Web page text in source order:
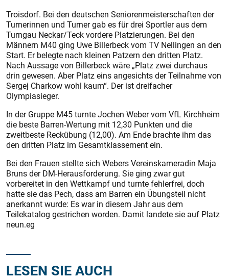
Troisdorf. Bei den deutschen Senio­renmeisterschaften der
Turnerin­nen und Turner gab es für drei Sportler aus dem
Turngau Neckar/Teck vordere Platzierungen. Bei den
Männern M40 ging Uwe Billerbeck vom TV Nellingen an den
Start. Er belegte nach kleinen Patzern den dritten Platz.
Nach Aussage von Billerbeck wäre „Platz zwei durchaus
drin gewesen. Aber Platz eins angesichts der Teilnahme von
Sergej Charkow wohl kaum“. Der ist dreifacher
Olympiasieger.
In der Gruppe M45 turnte Jochen Weber vom VfL Kirchheim
die beste Barren-Wertung mit 12,30 Punkten und die
zweitbeste Reckübung (12,00). Am Ende brachte ihm das
den dritten Platz im Gesamtklassement ein.
Bei den Frauen stellte sich Webers Vereinskameradin Maja
Bruns der DM-Herausforderung. Sie ging zwar gut
vorbereitet in den Wettkampf und turnte fehlerfrei, doch
hatte sie das Pech, dass am Barren ein Übungsteil nicht
anerkannt wurde: Es war in diesem Jahr aus dem
Teilekatalog gestrichen worden. Damit landete sie auf Platz
neun.eg
LESEN SIE AUCH